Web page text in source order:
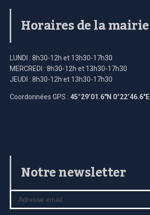
Horaires de la mairie
LUNDI : 8h30-12h et 13h30-17h30
MERCREDI : 8h30-12h et 13h30-17h30
JEUDI : 8h30-12h et 13h30-17h30
Coordonnées GPS : 45°29’01.6″N 0°22’46.6″E
Notre newsletter